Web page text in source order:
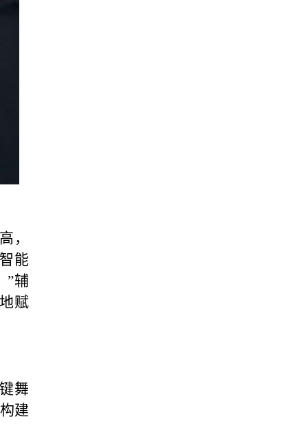
，
能
”辅
赋
舞
建